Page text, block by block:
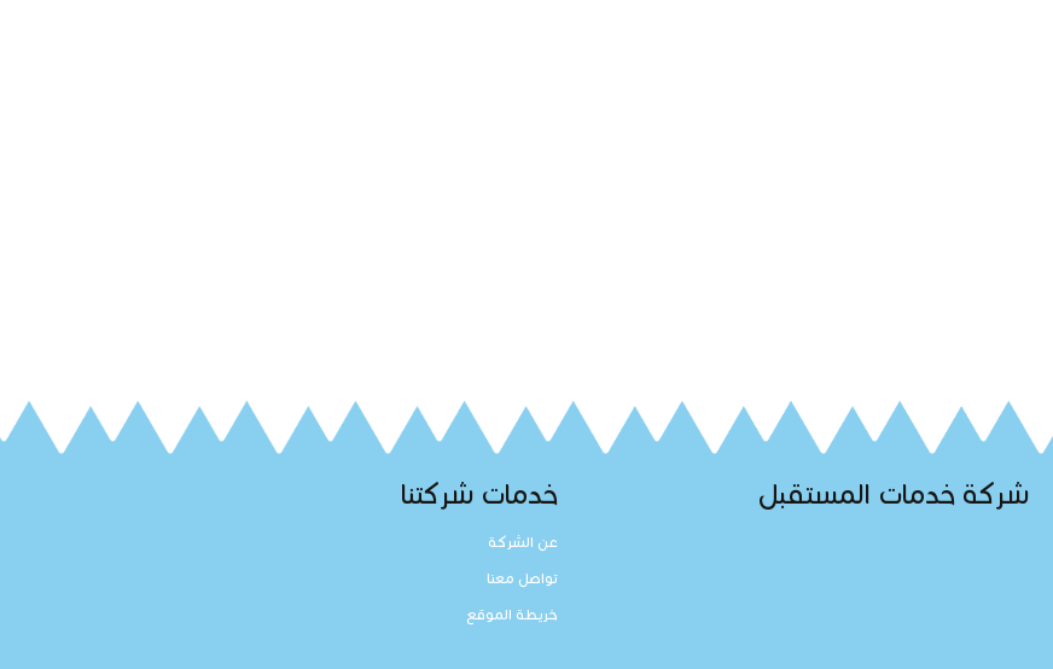
شركة خدمات المستقبل خدمات شركتنا
عن الشركة
تواصل معنا
خريطة الموقع